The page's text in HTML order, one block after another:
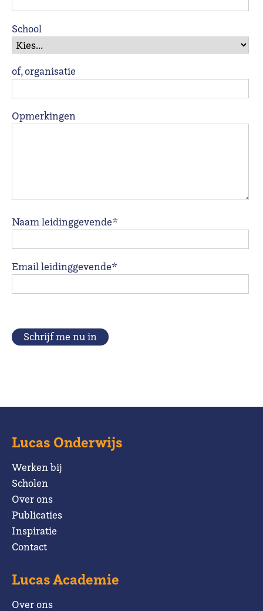
School
of, organisatie
Opmerkingen
Naam leidinggevende*
Email leidinggevende*
Schrijf me nu in
Lucas Onderwijs
Werken bij
Scholen
Over ons
Publicaties
Inspiratie
Contact
Lucas Academie
Over ons